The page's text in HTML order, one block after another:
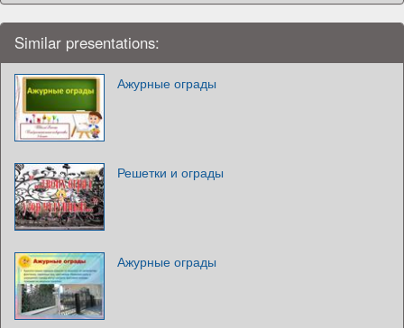
Similar presentations:
Ажурные ограды
Решетки и ограды
Ажурные ограды